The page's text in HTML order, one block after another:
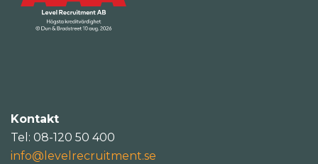
Kontakt
Tel: 08-120 50 400
info@levelrecruitment.se